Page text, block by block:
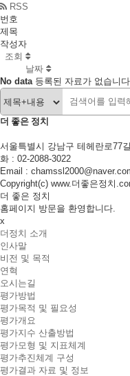
RSS
번호
제목
작성자
조회
날짜
No data 등록된 자료가 없습니다.
더 좋은 정치
서울특별시 강남구 테헤란로77
화 : 02-2088-3022
Email :
Copyright(c) www.더좋은정치
더 좋은 정치
홈페이지 방문을 환영합니다.
x
더정치 소개
인사말
비전 및 목적
연혁
오시는길
평가방법
평가목적 및 필요성
평가개요
평가지수 산출방법
평가모형 및 지표체계
평가추진체계 구성
평가결과 자료 및 정보